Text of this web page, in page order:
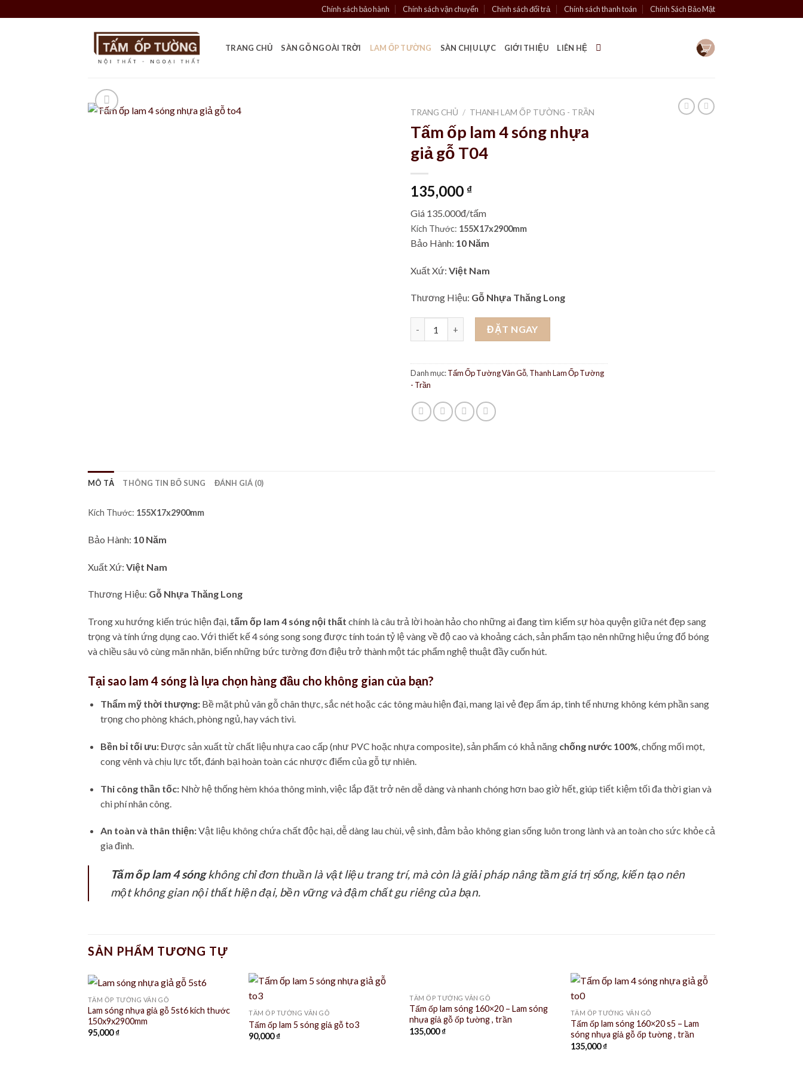
to
Chính sách bảo hành Chính sách vận chuyển Chính sách đổi trả Chính sách thanh toán Chính Sách Bảo Mật
TRANG CHỦ SÀN GỖ NGOÀI TRỜI LAM ỐP TƯỜNG SÀN CHỊU LỰC GIỚI THIỆU LIÊN HỆ
TRANG CHỦ / THANH LAM ỐP TƯỜNG - TRẦN
Tấm ốp lam 4 sóng nhựa
giả gỗ T04
135,000 ₫
Giá 135.000đ/tấm
Kích Thước: 155X17x2900mm
Bảo Hành: 10 Năm
Xuất Xứ: Việt Nam
Thương Hiệu: Gỗ Nhựa Thăng Long
Tấm ốp lam 4 sóng nhựa giả gỗ T04 số lượng
ĐẶT NGAY
Danh mục:Tấm Ốp Tường Vân Gỗ, Thanh Lam Ốp Tường
- Trần
MÔ TẢ THÔNG TIN BỔ SUNG ĐÁNH GIÁ (0)
Kích Thước: 155X17x2900mm
Bảo Hành: 10 Năm
Xuất Xứ: Việt Nam
Thương Hiệu: Gỗ Nhựa Thăng Long
Trong xu hướng kiến trúc hiện đại, tấm ốp lam 4 sóng nội thất chính là câu trả lời hoàn hảo cho những ai đang tìm kiếm sự hòa quyện giữa nét đẹp sang
trọng và tính ứng dụng cao. Với thiết kế 4 sóng song song được tính toán tỷ lệ vàng về độ cao và khoảng cách, sản phẩm tạo nên những hiệu ứng đổ bóng
và chiều sâu vô cùng mãn nhãn, biến những bức tường đơn điệu trở thành một tác phẩm nghệ thuật đầy cuốn hút.
Tại sao lam 4 sóng là lựa chọn hàng đầu cho không gian của bạn?
Thẩm mỹ thời thượng:Bề mặt phủ vân gỗ chân thực, sắc nét hoặc các tông màu hiện đại, mang lại vẻ đẹp ấm áp, tinh tế nhưng không kém phần sang
trọng cho phòng khách, phòng ngủ, hay vách tivi.
Bền bỉ tối ưu:Được sản xuất từ chất liệu nhựa cao cấp (như PVC hoặc nhựa composite), sản phẩm có khả năng chống nước 100%, chống mối mọt,
cong vênh và chịu lực tốt, đánh bại hoàn toàn các nhược điểm của gỗ tự nhiên.
Thi công thần tốc:Nhờ hệ thống hèm khóa thông minh, việc lắp đặt trở nên dễ dàng và nhanh chóng hơn bao giờ hết, giúp tiết kiệm tối đa thời gian và
chi phí nhân công.
An toàn và thân thiện:Vật liệu không chứa chất độc hại, dễ dàng lau chùi, vệ sinh, đảm bảo không gian sống luôn trong lành và an toàn cho sức khỏe cả
gia đình.
Tấm ốp lam 4 sóngkhông chỉ đơn thuần là vật liệu trang trí, mà còn là giải pháp nâng tầm giá trị sống, kiến tạo nên
một không gian nội thất hiện đại, bền vững và đậm chất gu riêng của bạn.
SẢN PHẨM TƯƠNG TỰ
TẤM ỐP TƯỜNG VÂN GỖ
Lam sóng nhựa giả gỗ 5st6 kích thước
150x9x2900mm
95,000₫
TẤM ỐP TƯỜNG VÂN GỖ
Tấm ốp lam 5 sóng giả gỗ to3
90,000₫
TẤM ỐP TƯỜNG VÂN GỖ
Tấm ốp lam sóng 160×20 – Lam sóng
nhựa giả gỗ ốp tường , trần
135,000₫
TẤM ỐP TƯỜNG VÂN GỖ
Tấm ốp lam sóng 160×20 s5 – Lam
sóng nhựa giả gỗ ốp tường , trần
135,000₫